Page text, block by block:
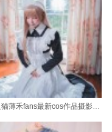
一千只猫薄禾fans最新cos作品摄影美图